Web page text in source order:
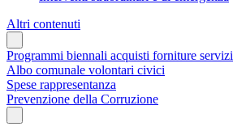
Altri contenuti
Programmi biennali acquisti forniture servizi
Albo comunale volontari civici
Spese rappresentanza
Prevenzione della Corruzione